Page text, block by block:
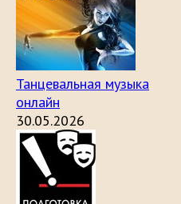
Танцевальная музыка
онлайн
30.05.2026